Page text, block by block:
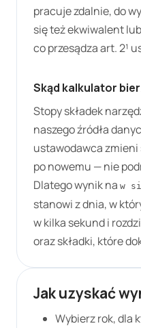
pracuje zdalnie, do
się też ekwiwalent
co przesądza art. 2¹
Skąd kalkulator
Stopy składek
naszego źródła
ustawodawca
po nowemu — nie
Dlatego wynik na w
stanowi z dnia, w
w kilka sekund i
oraz składki, które
Jak uzyskać
Wybierz rok, dla